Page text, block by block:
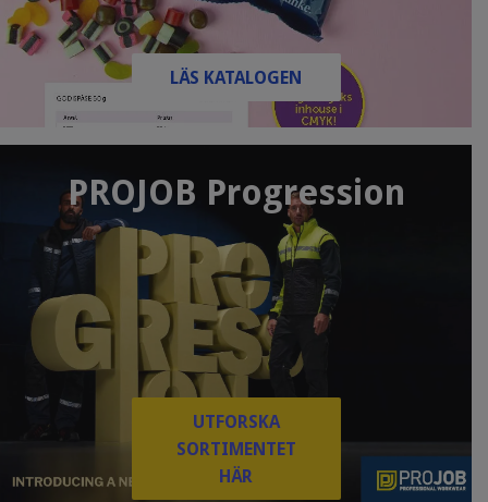
LÄS KATALOGEN
PROJOB Progression
UTFORSKA
SORTIMENTET
HÄR